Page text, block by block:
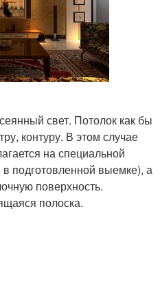
свет. Потолок как бы
контуру. В этом случае
на специальной
подготовленной выемке), а
поверхность.
полоска.